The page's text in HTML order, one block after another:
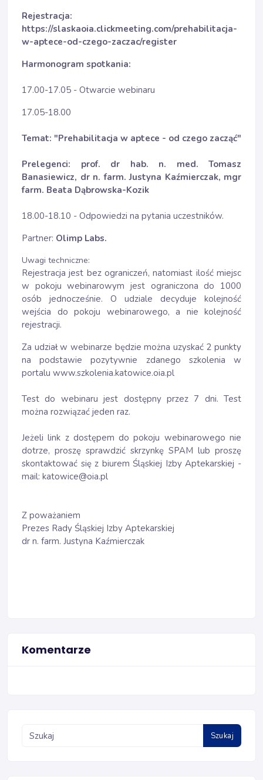
Rejestracja:
https://slaskaoia.clickmeeting.com/prehabilitacja-
w-aptece-od-czego-zaczac/register
Harmonogram spotkania:
17.00-17.05 - Otwarcie webinaru
17.05-18.00
Temat: "Prehabilitacja w aptece - od czego zacząć"
Prelegenci: prof. dr hab. n. med. Tomasz
Banasiewicz, dr n. farm. Justyna Kaźmierczak, mgr
farm. Beata Dąbrowska-Kozik
18.00-18.10 - Odpowiedzi na pytania uczestników.
Partner: Olimp Labs.
Uwagi techniczne:
Rejestracja jest bez ograniczeń, natomiast ilość miejsc
w pokoju webinarowym jest ograniczona do 1000
osób jednocześnie. O udziale decyduje kolejność
wejścia do pokoju webinarowego, a nie kolejność
rejestracji.
Za udział w webinarze będzie można uzyskać 2 punkty
na podstawie pozytywnie zdanego szkolenia w
portalu www.szkolenia.katowice.oia.pl
Test do webinaru jest dostępny przez 7 dni. Test
można rozwiązać jeden raz.
Jeżeli link z dostępem do pokoju webinarowego nie
dotrze, proszę sprawdzić skrzynkę SPAM lub proszę
skontaktować się z biurem Śląskiej Izby Aptekarskiej -
mail: katowice@oia.pl
Z poważaniem
Prezes Rady Śląskiej Izby Aptekarskiej
dr n. farm. Justyna Kaźmierczak
Komentarze
Szukaj